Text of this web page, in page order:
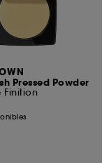
Pressed Powder
Finition